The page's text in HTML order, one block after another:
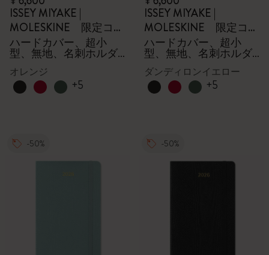
ISSEY MIYAKE |
MOLESKINE 限定コレ
クション
ハードカバー、超小
型、無地、名刺ホルダ
ー - 箱付き
オレンジ
+5
ISSEY MIYAKE |
MOLESKINE 限定コレ
クション
ハードカバー、超小
型、無地、名刺ホルダ
ー - 箱付き
ダンディロンイエロー
+5
-50% -50%